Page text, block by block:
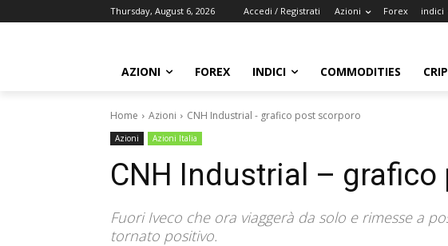
Thursday, August 6, 2026 Accedi / Registrati Azioni Forex indici
AZIONI FOREX INDICI COMMODITIES
Home Azioni CNH Industrial - grafico post scorporo
Azioni Azioni Italia
CNH Industrial –
Fuori Iveco che ora viaggerà da solo e rimesse a
tornato positivo.